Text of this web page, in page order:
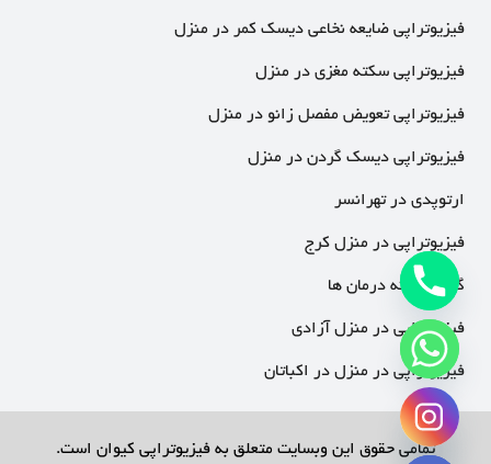
فیزیوتراپی ضایعه نخاعی دیسک کمر در منزل
فیزیوتراپی سکته مغزی در منزل
فیزیوتراپی تعویض مفصل زانو در منزل
فیزیوتراپی دیسک گردن در منزل
ارتوپدی در تهرانسر
فیزیوتراپی در منزل کرج
گالری نمونه درمان ها
فیزیوتراپی در منزل آزادی
فیزیوتراپی در منزل در اکباتان
تمامی حقوق این وبسایت متعلق به فیزیوتراپی کیوان است.Hide
chaty